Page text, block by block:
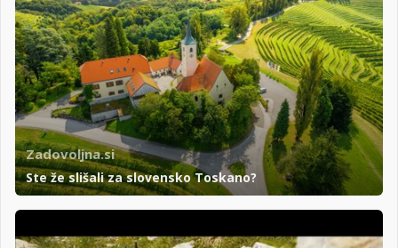
Zadovoljna.si
Ste že slišali za slovensko Toskano?